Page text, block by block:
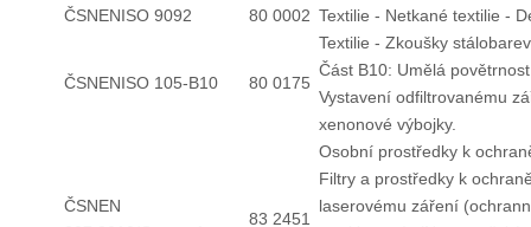
ČSNENISO 9092
80 0002 Textilie - Netkané textilie -
ČSNENISO 105-B10 80 0175
Textilie - Zkoušky
Část B10: Umělá
Vystavení odfiltrovanému
xenonové výbojky.
ČSNEN
83 2451
Osobní prostředky k
Filtry a prostředky k
laserovému záření